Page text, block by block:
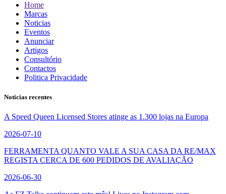
Home
Marcas
Noticias
Eventos
Anunciar
Artigos
Consultório
Contactos
Politica Privacidade
Noticias recentes
A Speed Queen Licensed Stores atinge as 1.300 lojas na Europa
2026-07-10
FERRAMENTA QUANTO VALE A SUA CASA DA RE/MAX
REGISTA CERCA DE 600 PEDIDOS DE AVALIAÇÃO
2026-06-30